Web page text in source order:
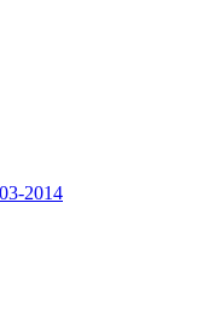
2014